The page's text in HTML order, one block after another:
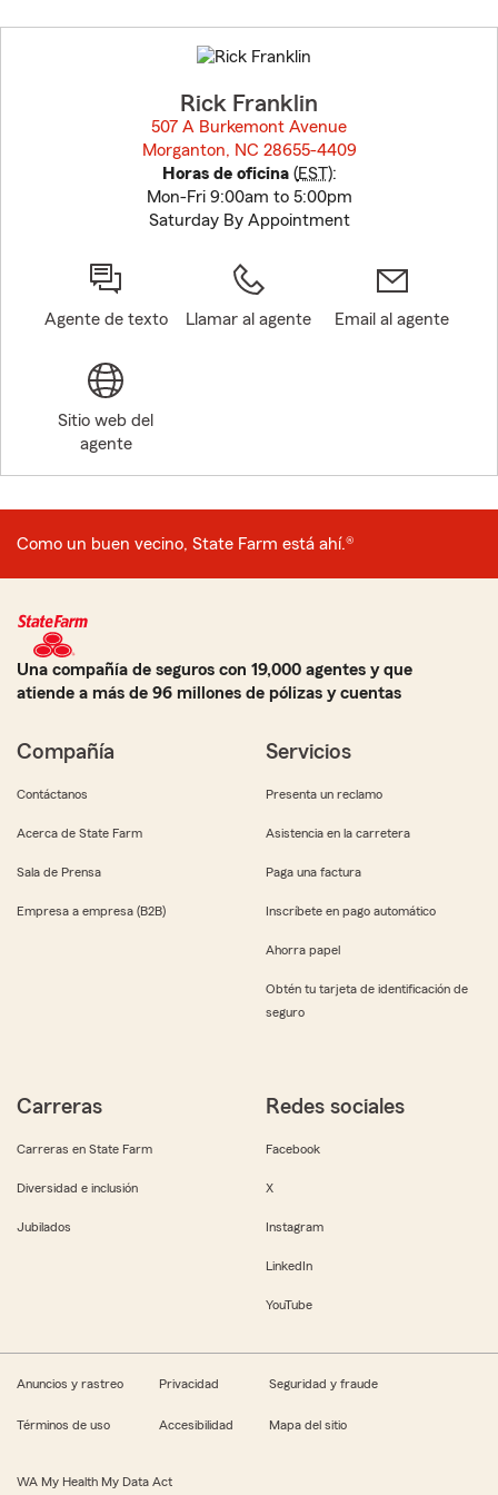
to
before
Rick Franklin
507 A Burkemont Avenue
Morganton, NC 28655-4409
Horas de oficina(EST):
Mon-Fri 9:00am to 5:00pm
Saturday By Appointment
Agente de texto Llamar al agente Email al agente
Sitio web del
agente
Como un buen vecino, State Farm está ahí.®
Una compañía de seguros con 19,000 agentes y que
atiende a más de 96 millones de pólizas y cuentas
Compañía
Contáctanos
Acerca de State Farm
Sala de Prensa
Empresa a empresa (B2B)
Servicios
Presenta un reclamo
Asistencia en la carretera
Paga una factura
Inscríbete en pago automático
Ahorra papel
Obtén tu tarjeta de identificación de
seguro
Carreras
Carreras en State Farm
Diversidad e inclusión
Jubilados
Redes sociales
Facebook
X
Instagram
LinkedIn
YouTube
Anuncios y rastreo Privacidad Seguridad y fraude
Términos de uso Accesibilidad Mapa del sitio
WA My Health My Data Act